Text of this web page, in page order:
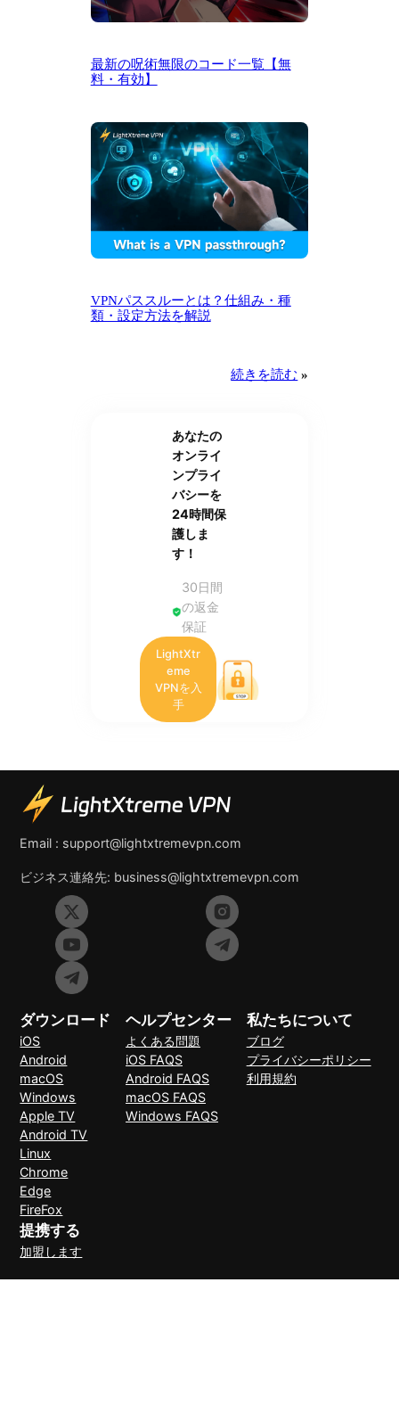
最新の呪術無限のコード一覧【無
料・有効】
VPNパススルーとは？仕組み・種
類・設定方法を解説
続きを読む »
あなたの
オンライ
ンプライ
バシーを
24時間保
護しま
す！
30日間
の返金
保証
LightXtr
eme
VPNを入
手
Email : support@lightxtremevpn.com
ビジネス連絡先: business@lightxtremevpn.com
ダウンロード
iOS
Android
macOS
Windows
Apple TV
Android TV
Linux
Chrome
Edge
FireFox
ヘルプセンター
よくある問題
iOS FAQS
Android FAQS
macOS FAQS
Windows FAQS
私たちについて
ブログ
プライバシーポリシー
利用規約
提携する
加盟します